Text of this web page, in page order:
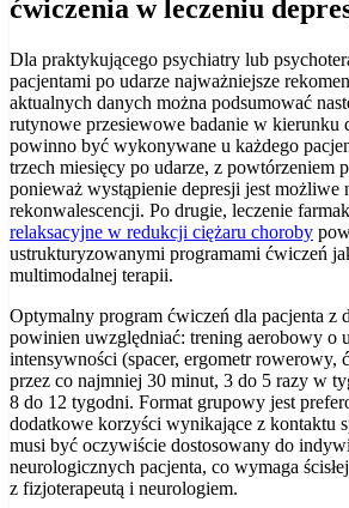
ćwiczenia w leczeniu
Dla praktykującego psychiatry lub
pacjentami po udarze najważniejsze
aktualnych danych można podsumować
rutynowe przesiewowe badanie w kierunku
powinno być wykonywane u każdego
trzech miesięcy po udarze, z powtórzeniem
ponieważ wystąpienie depresji jest możliwe
rekonwalescencji. Po drugie, leczenie
relaksacyjne w redukcji ciężaru choroby
ustrukturyzowanymi programami ćwiczeń
multimodalnej terapii.
Optymalny program ćwiczeń dla pacjenta z
powinien uwzględniać: trening aerobowy o
intensywności (spacer, ergometr rowerowy,
przez co najmniej 30 minut, 3 do 5 razy w
8 do 12 tygodni. Format grupowy jest
dodatkowe korzyści wynikające z kontaktu
musi być oczywiście dostosowany do
neurologicznych pacjenta, co wymaga
z fizjoterapeutą i neurologiem.